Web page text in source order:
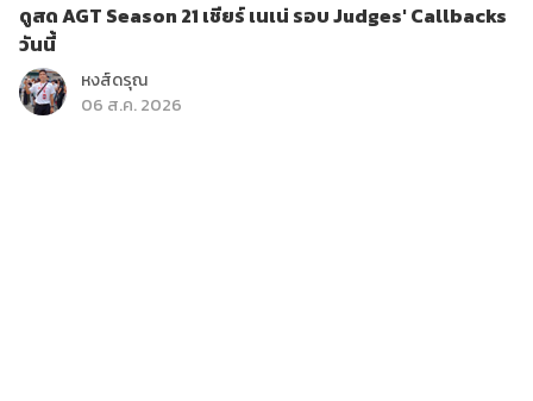
ดูสด AGT Season 21 เชียร์ เนเน่ รอบ Judges' Callbacks
วันนี้
หงส์ดรุณ
06 ส.ค. 2026